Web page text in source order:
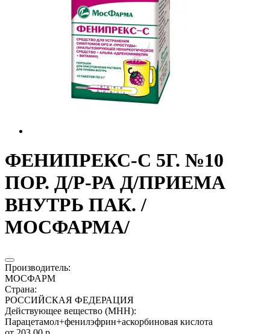
ФЕНИПРЕКС-С 5Г. №10
ПОР. Д/Р-РА Д/ПРИЕМА
ВНУТРЬ ПАК. /
МОСФАРМА/
Производитель:
МОСФАРМ
Страна:
РОССИЙСКАЯ ФЕДЕРАЦИЯ
Действующее вещество (МНН):
Парацетамол+фенилэфрин+аскорбиновая кислота